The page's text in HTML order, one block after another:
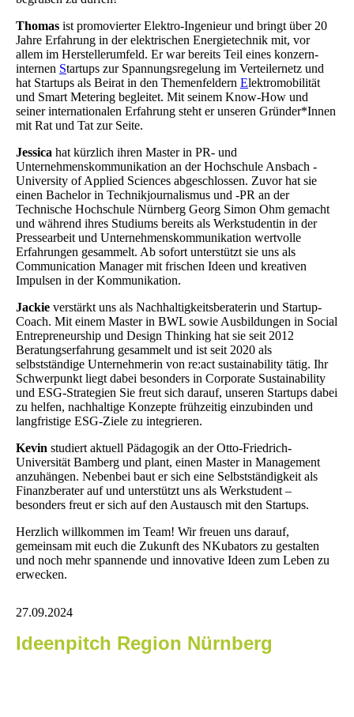
Thomas ist promovierter Elektro-Ingenieur und bringt über 20
Jahre Erfahrung in der elektrischen Energietechnik mit, vor
allem im Herstellerumfeld. Er war bereits Teil eines konzern-
internen Startups zur Spannungsregelung im Verteilernetz und
hat Startups als Beirat in den Themenfeldern Elektromobilität
und Smart Metering begleitet. Mit seinem Know-How und
seiner internationalen Erfahrung steht er unseren Gründer*Innen
mit Rat und Tat zur Seite.
Jessica hat kürzlich ihren Master in PR- und
Unternehmenskommunikation an der Hochschule Ansbach -
University of Applied Sciences abgeschlossen. Zuvor hat sie
einen Bachelor in Technikjournalismus und -PR an der
Technische Hochschule Nürnberg Georg Simon Ohm gemacht
und während ihres Studiums bereits als Werkstudentin in der
Pressearbeit und Unternehmenskommunikation wertvolle
Erfahrungen gesammelt. Ab sofort unterstützt sie uns als
Communication Manager mit frischen Ideen und kreativen
Impulsen in der Kommunikation.
Jackie verstärkt uns als Nachhaltigkeitsberaterin und Startup-
Coach. Mit einem Master in BWL sowie Ausbildungen in Social
Entrepreneurship und Design Thinking hat sie seit 2012
Beratungserfahrung gesammelt und ist seit 2020 als
selbstständige Unternehmerin von re:act sustainability tätig. Ihr
Schwerpunkt liegt dabei besonders in Corporate Sustainability
und ESG-Strategien Sie freut sich darauf, unseren Startups dabei
zu helfen, nachhaltige Konzepte frühzeitig einzubinden und
langfristige ESG-Ziele zu integrieren.
Kevin studiert aktuell Pädagogik an der Otto-Friedrich-
Universität Bamberg und plant, einen Master in Management
anzuhängen. Nebenbei baut er sich eine Selbstständigkeit als
Finanzberater auf und unterstützt uns als Werkstudent –
besonders freut er sich auf den Austausch mit den Startups.
Herzlich willkommen im Team! Wir freuen uns darauf,
gemeinsam mit euch die Zukunft des NKubators zu gestalten
und noch mehr spannende und innovative Ideen zum Leben zu
erwecken.
27.09.2024
Ideenpitch Region Nürnberg